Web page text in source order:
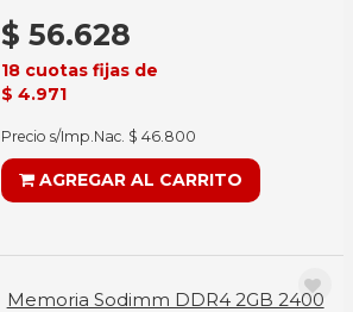
$ 56.628
18 cuotas fijas de
$ 4.971
Precio s/Imp.Nac. $ 46.800
AGREGAR AL CARRITO
Memoria Sodimm DDR4 2GB 2400